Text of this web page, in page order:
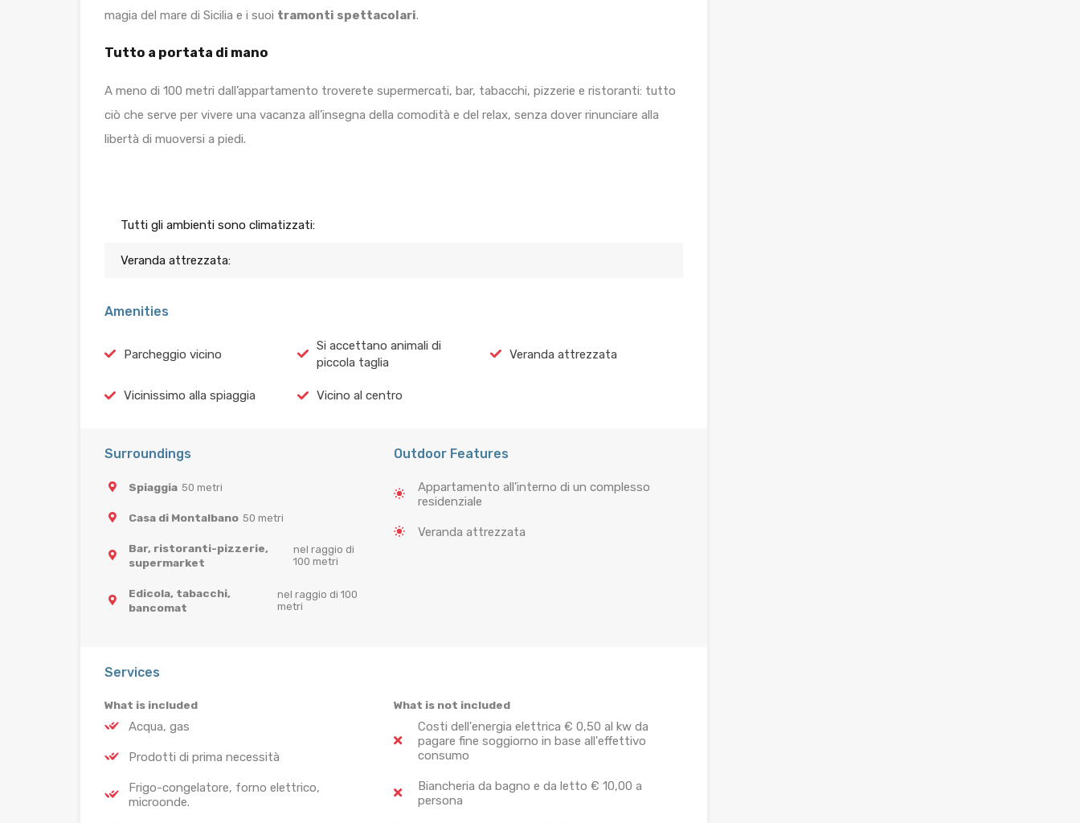
magia del mare di Sicilia e i suoi tramonti spettacolari.
Tutto a portata di mano
A meno di 100 metri dall’appartamento troverete supermercati, bar, tabacchi, pizzerie e ristoranti: tutto
ciò che serve per vivere una vacanza all’insegna della comodità e del relax, senza dover rinunciare alla
libertà di muoversi a piedi.
Tutti gli ambienti sono climatizzati:
Veranda attrezzata:
Amenities
Parcheggio vicino
Si accettano animali di
piccola taglia
Veranda attrezzata
Vicinissimo alla spiaggia Vicino al centro
Surroundings
Spiaggia 50 metri
Casa di Montalbano 50 metri
Bar, ristoranti-pizzerie,
supermarket
nel raggio di
100 metri
Edicola, tabacchi,
bancomat
nel raggio di 100
metri
Outdoor Features
Appartamento all'interno di un complesso
residenziale
Veranda attrezzata
Services
What is included
Acqua, gas
Prodotti di prima necessità
Frigo-congelatore, forno elettrico,
microonde.
What is not included
Costi dell'energia elettrica € 0,50 al kw da
pagare fine soggiorno in base all'effettivo
consumo
Biancheria da bagno e da letto € 10,00 a
persona